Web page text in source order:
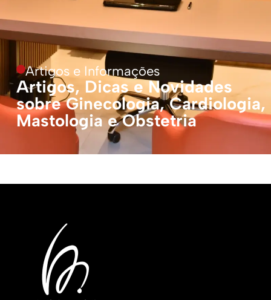
Artigos e Informações
Artigos, Dicas e Novidades
sobre Ginecologia, Cardiologia,
Mastologia e Obstetria